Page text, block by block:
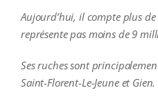
Aujourd’hui, il compte plus
représente pas moins de 9
Ses ruches sont
Saint-Florent-Le-Jeune et Gien.